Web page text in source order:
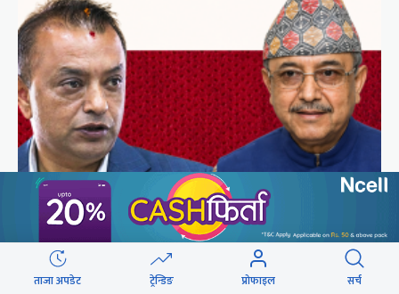
कांग्रेसको आधिकारिकता विवादमा सर्वोच्चले सुरुदेखि
सुनुवाइ गर्ने
ताजा अपडेट ट्रेन्डिङ प्रोफाइल सर्च